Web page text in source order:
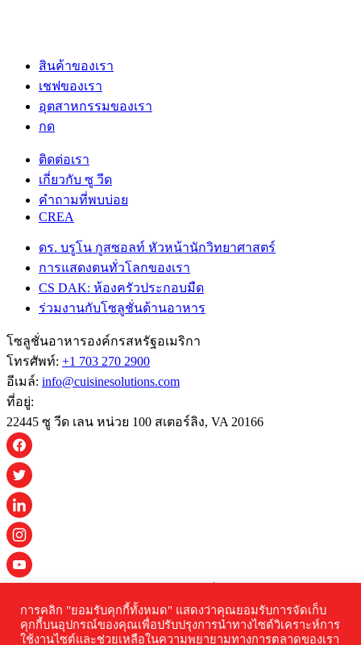
สินค้าของเรา
เชฟของเรา
อุตสาหกรรมของเรา
กด
ติดต่อเรา
เกี่ยวกับ ซู วีด
คําถามที่พบบ่อย
CREA
ดร. บรูโน กูสซอลท์ หัวหน้านักวิทยาศาสตร์
การแสดงตนทั่วโลกของเรา
CS DAK: ห้องครัวประกอบมืด
ร่วมงานกับโซลูชั่นด้านอาหาร
โซลูชั่นอาหารองค์กรสหรัฐอเมริกา
โทรศัพท์: +1 703 270 2900
อีเมล์: info@cuisinesolutions.com
ที่อยู่:
22445 ซู วีด เลน หน่วย 100 สเตอร์ลิง, VA 20166
นโยบายความเป็นส่วนตัว
การคลิก "ยอมรับคุกกี้ทั้งหมด" แสดงว่าคุณยอมรับการจัดเก็บ
คุกกี้บนอุปกรณ์ของคุณเพื่อปรับปรุงการนําทางไซต์วิเคราะห์การ
ใช้งานไซต์และช่วยเหลือในความพยายามทางการตลาดของเรา